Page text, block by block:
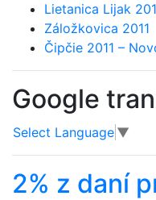
Lietanica Lijak
Záložkovica 2011
Čipčie 2011 –
Google
Select Language ▼
2% z daní